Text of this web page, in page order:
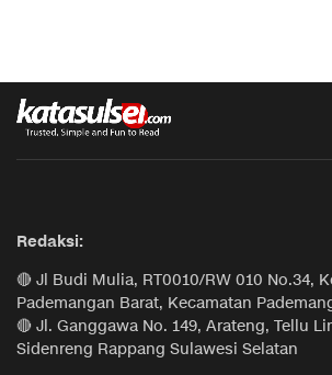
Redaksi:
🔴 Jl Budi Mulia, RT0010/RW 010 No.34,
Pademangan Barat, Kecamatan
🔴 Jl. Ganggawa No. 149, Arateng, Tellu
Sidenreng Rappang Sulawesi Selatan